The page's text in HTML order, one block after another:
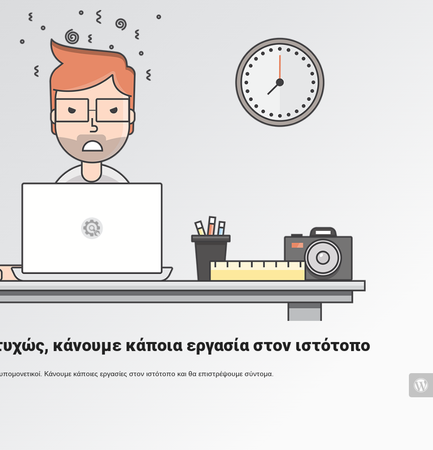
κάνουμε κάποια εργασία στον ιστότοπο
Κάνουμε κάποιες εργασίες στον ιστότοπο και θα επιστρέψουμε σύντομα.